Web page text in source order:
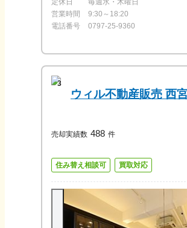
営業時間
9:30～18:20
電話番号
0797-25-9360
3
ウィル不動産販売 西
売却実績数 488 件
住み替え相談可 買取対応